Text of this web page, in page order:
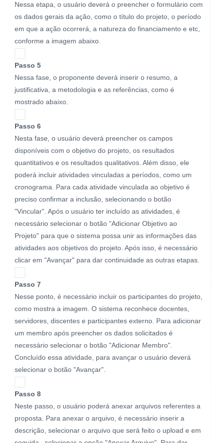
Nessa etapa, o usuário deverá o preencher o formulário com
os dados gerais da ação, como o título do projeto, o período
em que a ação ocorrerá, a natureza do financiamento e etc,
conforme a imagem abaixo.
Passo 5
Nessa fase, o proponente deverá inserir o resumo, a
justificativa, a metodologia e as referências, como é
mostrado abaixo.
Passo 6
Nesta fase, o usuário deverá preencher os campos
disponíveis com o objetivo do projeto, os resultados
quantitativos e os resultados qualitativos. Além disso, ele
poderá incluir atividades vinculadas a períodos, como um
cronograma. Para cada atividade vinculada ao objetivo é
preciso confirmar a inclusão, selecionando o botão
"Vincular". Após o usuário ter incluído as atividades, é
necessário selecionar o botão "Adicionar Objetivo ao
Projeto" para que o sistema possa unir as informações das
atividades aos objetivos do projeto. Após isso, é necessário
clicar em "Avançar" para dar continuidade as outras etapas.
Passo 7
Nesse ponto, é necessário incluir os participantes do projeto,
como mostra a imagem. O sistema reconhece docentes,
servidores, discentes e participantes externo. Para adicionar
um membro após preencher os dados solicitados é
necessário selecionar o botão "Adicionar Membro".
Concluído essa atividade, para avançar o usuário deverá
selecionar o botão "Avançar".
Passo 8
Neste passo, o usuário poderá anexar arquivos referentes a
proposta. Para anexar o arquivo, é necessário inserir a
descrição, selecionar o arquivo que será feito o upload e em